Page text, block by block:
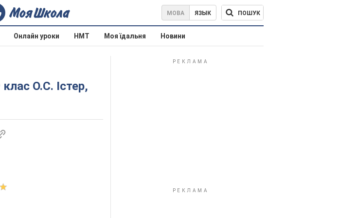
МОВА ЯЗЫК ПОШУК
Онлайн уроки НМТ Моя їдальня Новини
О.С. Істер,